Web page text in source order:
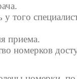
того
приема.
номерков